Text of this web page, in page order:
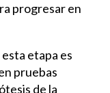
progresar en
etapa es
pruebas
de la